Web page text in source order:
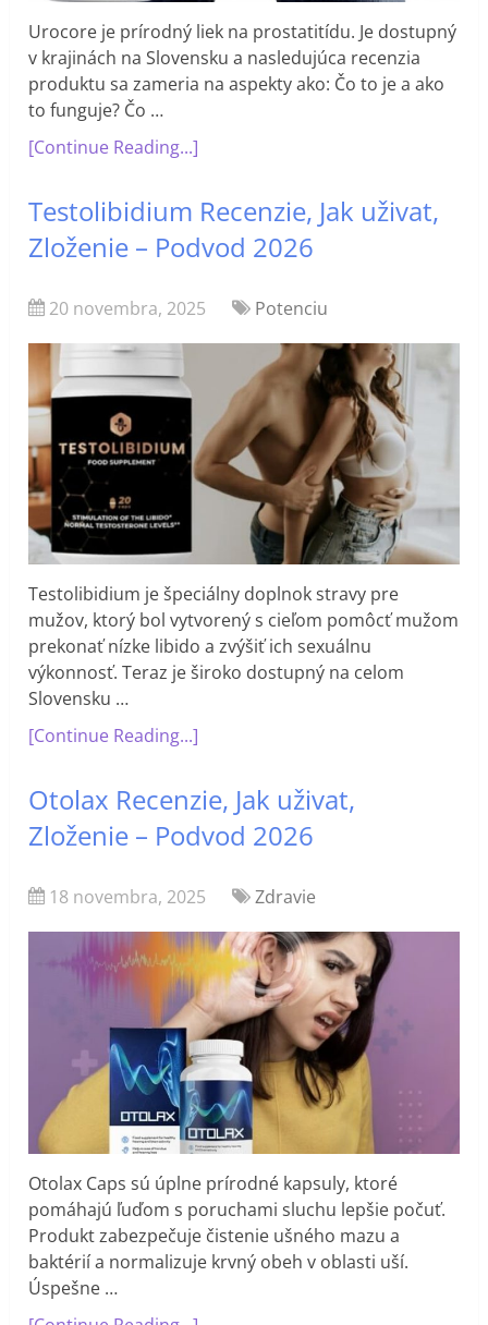
Urocore je prírodný liek na prostatitídu. Je dostupný
v krajinách na Slovensku a nasledujúca recenzia
produktu sa zameria na aspekty ako: Čo to je a ako
to funguje? Čo …
[Continue Reading...]
Testolibidium Recenzie, Jak uživat,
Zloženie – Podvod 2026
20 novembra, 2025 Potenciu
Testolibidium je špeciálny doplnok stravy pre
mužov, ktorý bol vytvorený s cieľom pomôcť mužom
prekonať nízke libido a zvýšiť ich sexuálnu
výkonnosť. Teraz je široko dostupný na celom
Slovensku …
[Continue Reading...]
Otolax Recenzie, Jak uživat,
Zloženie – Podvod 2026
18 novembra, 2025 Zdravie
Otolax Caps sú úplne prírodné kapsuly, ktoré
pomáhajú ľuďom s poruchami sluchu lepšie počuť.
Produkt zabezpečuje čistenie ušného mazu a
baktérií a normalizuje krvný obeh v oblasti uší.
Úspešne …